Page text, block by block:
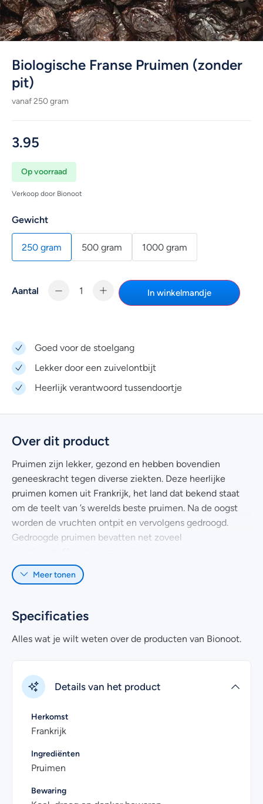
Biologische Franse Pruimen (zonder
pit)
vanaf 250 gram
3.95
Op voorraad
Verkoop door Bionoot
Gewicht
250 gram 500 gram 1000 gram
Aantal In winkelmandje
Goed voor de stoelgang
Lekker door een zuivelontbijt
Heerlijk verantwoord tussendoortje
Over dit product
Pruimen zijn lekker, gezond en hebben bovendien
geneeskracht tegen diverse ziekten. Deze heerlijke
pruimen komen uit Frankrijk, het land dat bekend staat
om de teelt van ’s werelds beste pruimen. Na de oogst
worden de vruchten ontpit en vervolgens gedroogd.
Gedroogde pruimen bevatten net zoveel
De zoete smaak van de biologische pruimen is afkomstig
smaak. Onze gedroogde pruimen kunnen zo gegeten
worden. Bij voorkeur kunnen ze ook eerst in water
Dankzij de heerlijke smaak valt deze gedroogde snack
ook bij kinderen in de smaak. En een volzoete gedroogde
pruim is natuurlijk een stuk gezonder dan een zoet
snoepje! In de keuken zien we deze gedroogde vrucht
groentes, maar ook gegrild met vlees op de barbecue
smaken ze uitstekend. Omdat onze biologische pruimen
gedroogd en ontpit zijn, kunnen ze direct gebruikt
Meer tonen
Specificaties
Alles wat je wilt weten over de producten van Bionoot.
Details van het product
Herkomst
Frankrijk
Ingrediënten
Pruimen
Bewaring